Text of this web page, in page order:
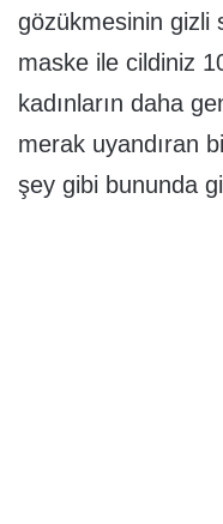
gözükmesinin gizli
maske ile cildiniz
kadınların daha
merak uyandıran
şey gibi bununda